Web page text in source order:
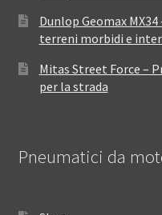
Dunlop Geomax
terreni morbidi e
Mitas Street Force –
per la strada
Pneumatici da